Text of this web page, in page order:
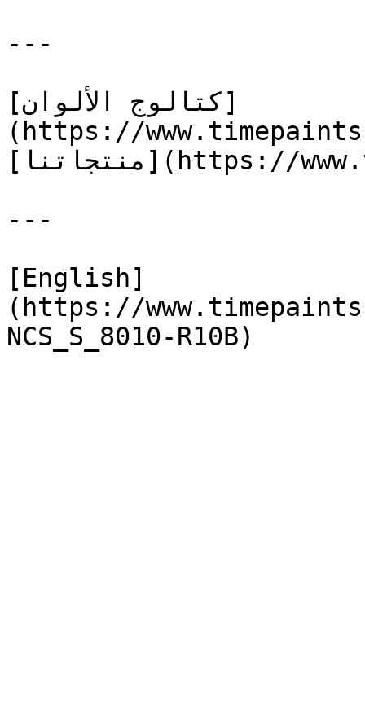
---
[كتالوج الألوان]
(https://
[منتجاتنا](https://www.timepaints.com/ar/products)
---
[English]
(https://
NCS_S_8010-R10B)